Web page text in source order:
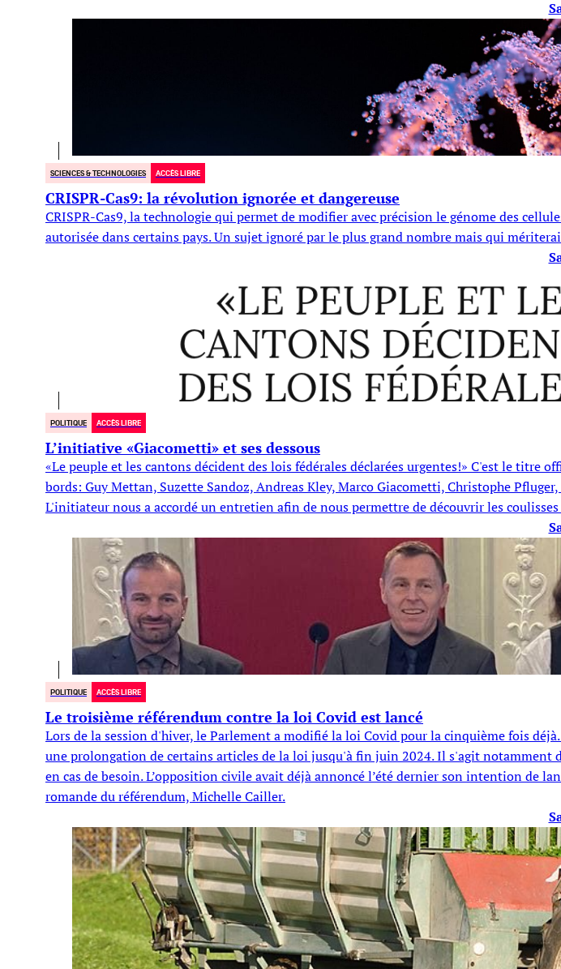
SCIENCES & TECHNOLOGIES ACCÈS LIBRE
CRISPR-Cas9: la révolution ignorée et dangereuse
CRISPR-Cas9, la technologie qui permet de modifier avec précision le génome des
autorisée dans certains pays. Un sujet ignoré par le plus grand nombre mais qui
POLITIQUE ACCÈS LIBRE
L’initiative «Giacometti» et ses dessous
«Le peuple et les cantons décident des lois fédérales déclarées urgentes!» C'est le
bords: Guy Mettan, Suzette Sandoz, Andreas Kley, Marco Giacometti, Christophe
L'initiateur nous a accordé un entretien afin de nous permettre de découvrir les
POLITIQUE ACCÈS LIBRE
Le troisième référendum contre la loi Covid est lancé
Lors de la session d'hiver, le Parlement a modifié la loi Covid pour la cinquième fois
une prolongation de certains articles de la loi jusqu'à fin juin 2024. Il s'agit
en cas de besoin. L’opposition civile avait déjà annoncé l’été dernier son intention de
romande du référendum, Michelle Cailler.